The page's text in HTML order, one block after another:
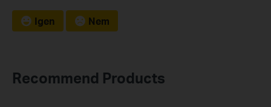
Igen Nem
Recommend Products